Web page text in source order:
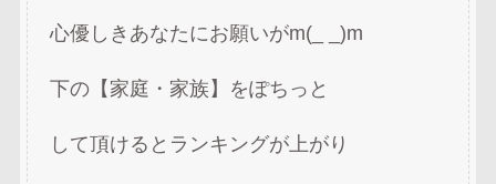
心優しきあなたにお願いがm(_ _)m
下の【家庭・家族】をぽちっと
して頂けるとランキングが上がり